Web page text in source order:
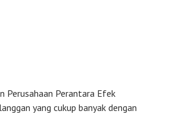
Perusahaan Perantara Efek
yang cukup banyak dengan